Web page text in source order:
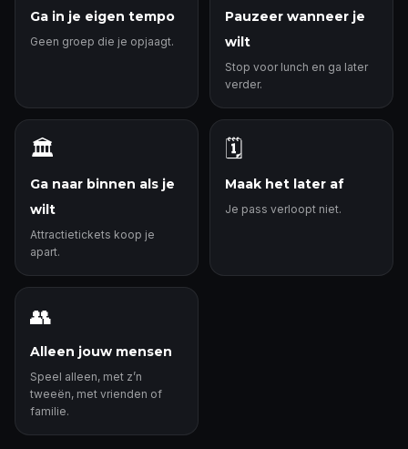
Ga in je eigen tempo
Geen groep die je opjaagt.
Pauzeer wanneer je
wilt
Stop voor lunch en ga later
verder.
🏛️
Ga naar binnen als je
wilt
Attractietickets koop je
apart.
🗓️
Maak het later af
Je pass verloopt niet.
👥
Alleen jouw mensen
Speel alleen, met z’n
tweeën, met vrienden of
familie.